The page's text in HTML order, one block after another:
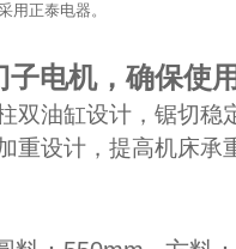
用正泰电器。
电机，确保使
双油缸设计，锯切稳
重设计，提高机床承